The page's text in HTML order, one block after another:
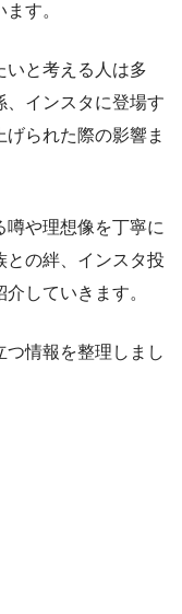
す。
いと考える人は多
、インスタに登場す
られた際の影響ま
噂や理想像を丁寧に
との絆、インスタ投
していきます。
情報を整理しまし